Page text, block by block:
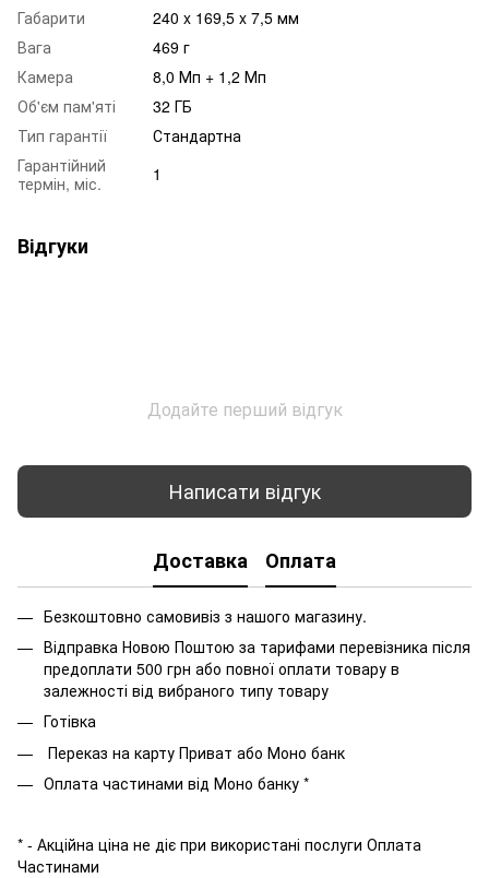
Габарити
240 x 169,5 x 7,5 мм
Вага
469 г
Камера
8,0 Мп + 1,2 Мп
Об'єм пам'яті
32 ГБ
Тип гарантії
Стандартна
Гарантійний
термін, міс.
1
Відгуки
Додайте перший відгук
Написати відгук
Доставка Оплата
Безкоштовно самовивіз з нашого магазину.
Відправка Новою Поштою за тарифами перевізника після
предоплати 500 грн або повної оплати товару в
залежності від вибраного типу товару
Готівка
Переказ на карту Приват або Моно банк
Оплата частинами від Моно банку *
* - Акційна ціна не діє при використані послуги Оплата
Частинами